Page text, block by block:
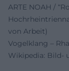
ARTE NOAH /
von Arbeit)
Vogelklang –
Wikipedia: Bild-